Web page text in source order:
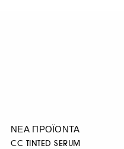
ΝΕΑ ΠΡΟΪΟΝΤΑ
CC TINTED SERUM